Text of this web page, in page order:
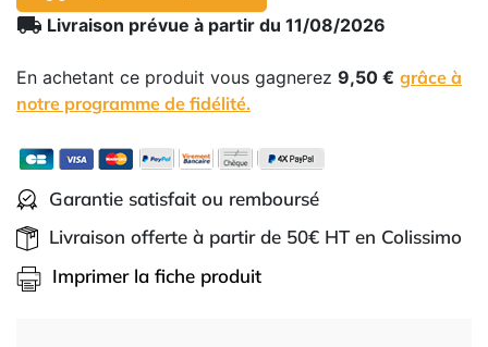
local_shipping Livraison prévue à partir du 11/08/2026
En achetant ce produit vous gagnerez 9,50 € grâce à
notre programme de fidélité.
Garantie satisfait ou remboursé
Livraison offerte à partir de 50€ HT en Colissimo
Imprimer la fiche produit